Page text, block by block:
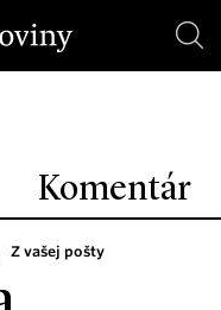
Komentár
Z vašej pošty